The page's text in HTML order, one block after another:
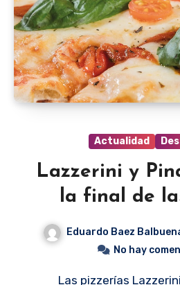
Actualidad
Lazzerini y
la final de
Eduardo Baez
No hay
Las pizzerías Lazzerini y Pinasca se